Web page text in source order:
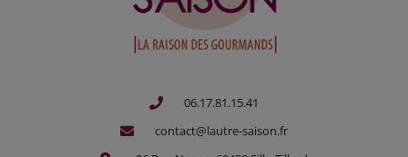
06.17.81.15.41
contact@lautre-saison.fr